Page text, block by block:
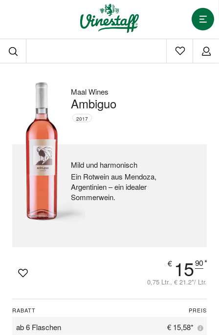
Maal Wines
Ambiguo
2017
Mild und harmonisch
Ein Rotwein aus Mendoza,
Argentinien –ein idealer
Sommerwein.
€ 1590*
0,75 Ltr., € 21.2*/ Ltr.
RABATT PREIS
ab6 Flaschen
€ 15,58*